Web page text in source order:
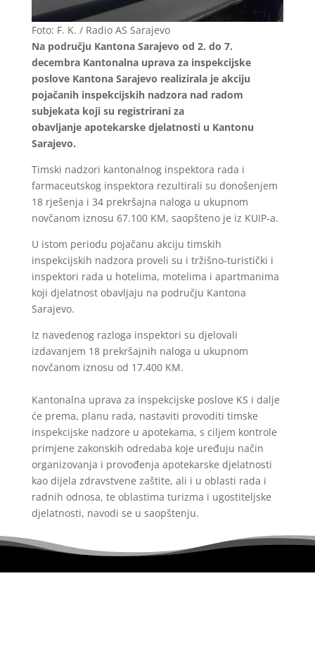
Foto: F. K. / Radio AS Sarajevo
Na području Kantona Sarajevo od 2. do 7.
decembra Kantonalna uprava za inspekcijske
poslove Kantona Sarajevo realizirala je akciju
pojačanih inspekcijskih nadzora nad radom
subjekata koji su registrirani za
obavljanje apotekarske djelatnosti u Kantonu
Sarajevo.
Timski nadzori kantonalnog inspektora rada i
farmaceutskog inspektora rezultirali su donošenjem
18 rješenja i 34 prekršajna naloga u ukupnom
novčanom iznosu 67.100 KM, saopšteno je iz KUIP-a.
U istom periodu pojačanu akciju timskih
inspekcijskih nadzora proveli su i tržišno-turistički i
inspektori rada u hotelima, motelima i apartmanima
koji djelatnost obavljaju na području Kantona
Sarajevo.
Iz navedenog razloga inspektori su djelovali
izdavanjem 18 prekršajnih naloga u ukupnom
novčanom iznosu od 17.400 KM.
Kantonalna uprava za inspekcijske poslove KS i dalje
će prema, planu rada, nastaviti provoditi timske
inspekcijske nadzore u apotekama, s ciljem kontrole
primjene zakonskih odredaba koje uređuju način
organizovanja i provođenja apotekarske djelatnosti
kao dijela zdravstvene zaštite, ali i u oblasti rada i
radnih odnosa, te oblastima turizma i ugostiteljske
djelatnosti, navodi se u saopštenju.